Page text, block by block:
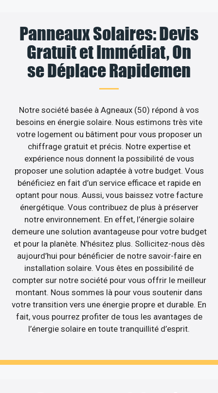
Panneaux Solaires: Devis
Gratuit et Immédiat, On
se Déplace Rapidemen
Notre société basée à Agneaux (50) répond à vos
besoins en énergie solaire. Nous estimons très vite
votre logement ou bâtiment pour vous proposer un
chiffrage gratuit et précis. Notre expertise et
expérience nous donnent la possibilité de vous
proposer une solution adaptée à votre budget. Vous
bénéficiez en fait d’un service efficace et rapide en
optant pour nous. Aussi, vous baissez votre facture
énergétique. Vous contribuez de plus à préserver
notre environnement. En effet, l’énergie solaire
demeure une solution avantageuse pour votre budget
et pour la planète. N’hésitez plus. Sollicitez-nous dès
aujourd’hui pour bénéficier de notre savoir-faire en
installation solaire. Vous êtes en possibilité de
compter sur notre société pour vous offrir le meilleur
montant. Nous sommes là pour vous soutenir dans
votre transition vers une énergie propre et durable. En
fait, vous pourrez profiter de tous les avantages de
l’énergie solaire en toute tranquillité d’esprit.